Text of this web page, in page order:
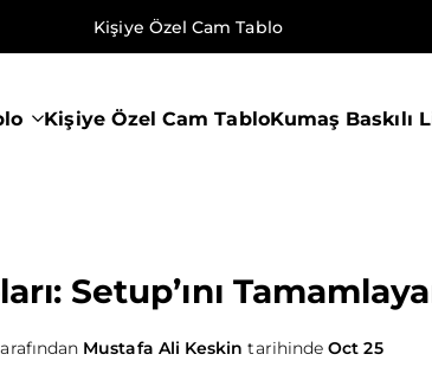
Kişiye Özel Cam Tablo
Kişiye Özel Cam TabloKumaş Baskılı
Setup’ını
Mustafa Ali Keskin tarihinde Oct 25